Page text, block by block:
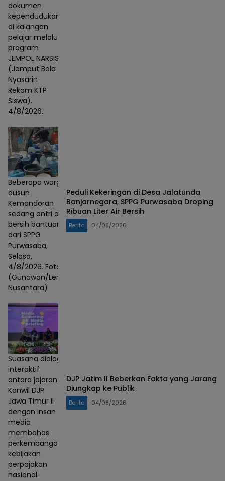
dokumen
kependudukan
di kalangan
pelajar melalui
program
JEMPOL NARSIS
(Jemput Bola
Nyasarin
Rekam KTP
Siswa).
4/8/2026.
Beberapa warga
dusun
Kemandoran
sedang antri air
bersih bantuan
dari SPPG
Purwasaba,
Selasa,
4/8/2026. Foto :
(Gunawan/Lensa
Nusantara)
Peduli Kekeringan di Desa Jalatunda
Banjarnegara, SPPG Purwasaba Droping
Ribuan Liter Air Bersih
Berita 04/08/2026
Suasana dialog
interaktif
antara jajaran
Kanwil DJP
Jawa Timur II
dengan insan
media
membahas
perkembangan
kebijakan
perpajakan
nasional.
DJP Jatim II Beberkan Fakta yang Jarang
Diungkap ke Publik
Berita 04/08/2026